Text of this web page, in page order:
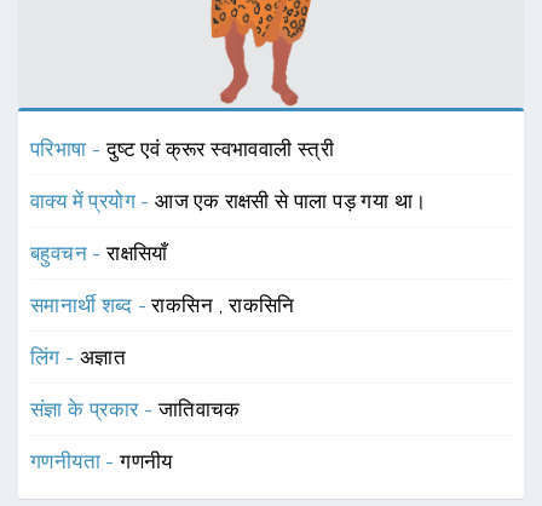
परिभाषा -दुष्ट एवं क्रूर स्वभाववाली स्त्री
वाक्य में प्रयोग -आज एक राक्षसी से पाला पड़ गया था।
बहुवचन -राक्षसियाँ
समानार्थी शब्द -राकसिन ,राकसिनि
लिंग - अज्ञात
संज्ञा के प्रकार -जातिवाचक
गणनीयता -गणनीय